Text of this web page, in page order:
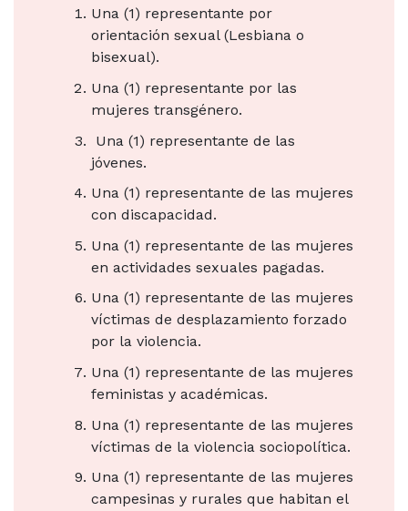
Una (1) representante por
orientación sexual (Lesbiana o
bisexual).
Una (1) representante por las
mujeres transgénero.
Una (1) representante de las
jóvenes.
Una (1) representante de las mujeres
con discapacidad.
Una (1) representante de las mujeres
en actividades sexuales pagadas.
Una (1) representante de las mujeres
víctimas de desplazamiento forzado
por la violencia.
Una (1) representante de las mujeres
feministas y académicas.
Una (1) representante de las mujeres
víctimas de la violencia sociopolítica.
Una (1) representante de las mujeres
campesinas y rurales que habitan el